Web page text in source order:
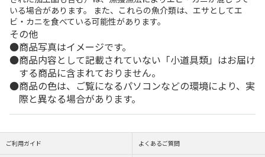
いる場合があります。 また、これらの魚介類は、エサとしてエ
ビ・カニを食べている可能性があります。
その他
商品写真はイメージです。
商品内容として記載されていない「小道具類」はお届け
する商品に含まれておりません。
商品の色は、ご覧になるパソコンなどの環境により、実
際と異なる場合があります。
ご利用ガイド よくあるご質問